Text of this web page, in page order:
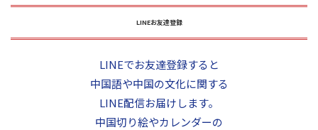
LINEお友達登録
LINEでお友達登録すると
中国語や中国の文化に関する
LINE配信お届けします。
中国切り絵やカレンダーの